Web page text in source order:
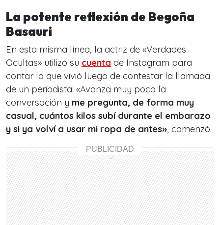
La potente reflexión de Begoña
Basauri
En esta misma línea, la actriz de «Verdades
Ocultas» utilizó su cuenta de Instagram para
contar lo que vivió luego de contestar la llamada
de un periodista: «Avanza muy poco la
conversación y me pregunta, de forma muy
casual, cuántos kilos subí durante el embarazo
y si ya volví a usar mi ropa de antes», comenzó.